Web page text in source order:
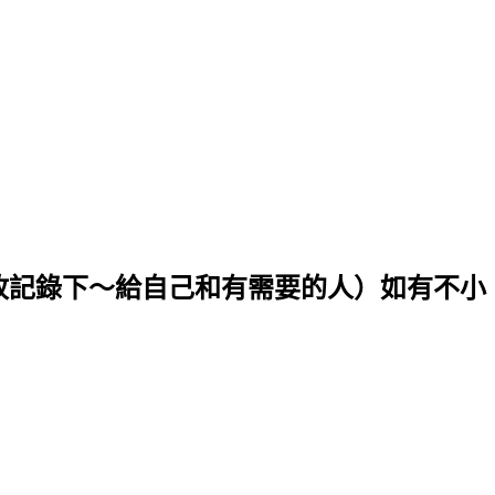
錄下～給自己和有需要的人）如有不小